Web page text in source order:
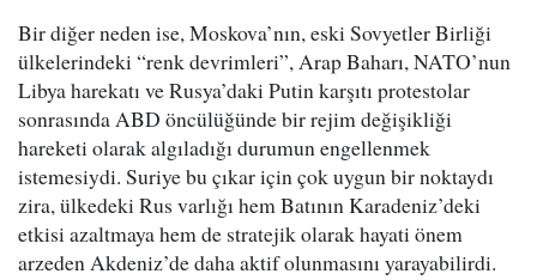
Bir diğer neden ise, Moskova’nın, eski Sovyetler Birliği
ülkelerindeki “renk devrimleri”, Arap Baharı, NATO’nun
Libya harekatı ve Rusya’daki Putin karşıtı protestolar
sonrasında ABD öncülüğünde bir rejim değişikliği
hareketi olarak algıladığı durumun engellenmek
istemesiydi. Suriye bu çıkar için çok uygun bir noktaydı
zira, ülkedeki Rus varlığı hem Batının Karadeniz’deki
etkisi azaltmaya hem de stratejik olarak hayati önem
arzeden Akdeniz’de daha aktif olunmasını yarayabilirdi.